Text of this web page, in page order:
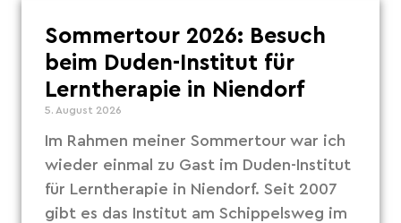
Sommertour 2026: Besuch
beim Duden-Institut für
Lerntherapie in Niendorf
5. August 2026
Im Rahmen meiner Sommertour war ich
wieder einmal zu Gast im Duden-Institut
für Lerntherapie in Niendorf. Seit 2007
gibt es das Institut am Schippelsweg im